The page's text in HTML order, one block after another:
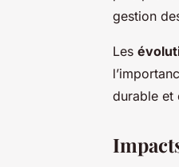
gestion
Les
durable et